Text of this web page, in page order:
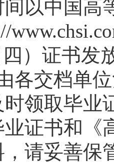
间以中国
证书发放
各交档单
时领取毕业
证书和《
请妥善保